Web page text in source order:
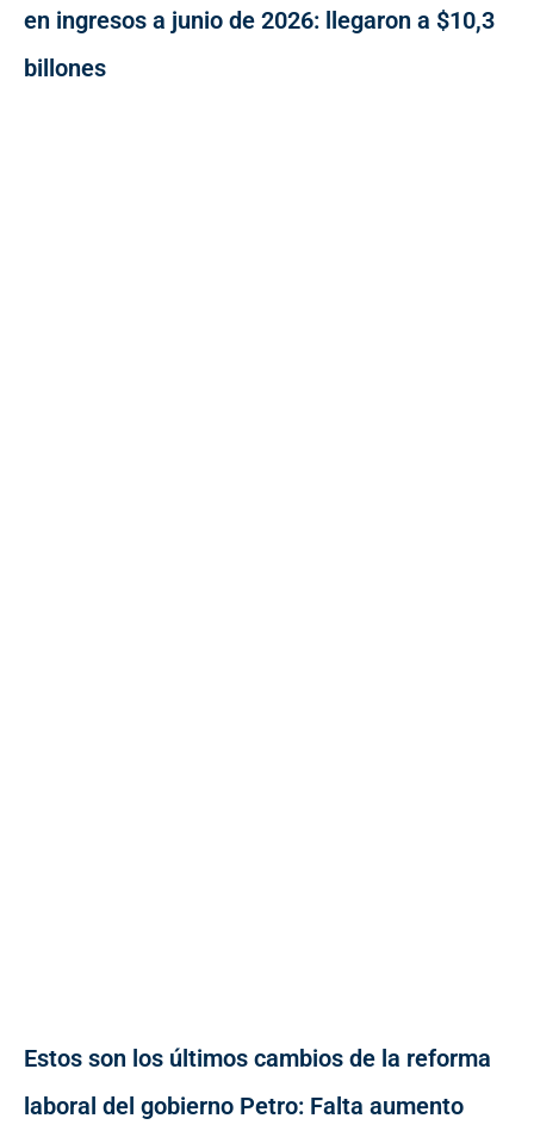
en ingresos a junio de 2026: llegaron a $10,3
billones
Estos son los últimos cambios de la reforma
laboral del gobierno Petro: Falta aumento